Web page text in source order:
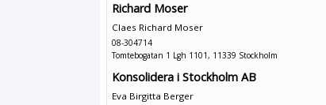
Richard Moser
Claes Richard Moser
08-304714
Tomtebogatan 1 Lgh 1101, 11339 Stockholm
Konsolidera i Stockholm AB
Eva Birgitta Berger